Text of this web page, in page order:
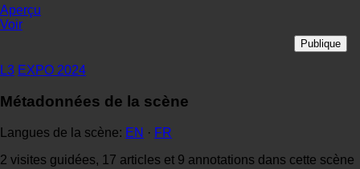
Aperçu
Voir
Publique
L3 EXPO 2024
Métadonnées de la scène
Langues de la scène: EN · FR
2 visites guidées, 17 articles et 9 annotations dans cette scène